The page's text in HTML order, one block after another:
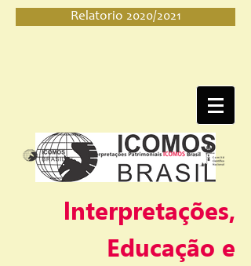
Relatorio 2020/2021
lnterpretações,
Educação e